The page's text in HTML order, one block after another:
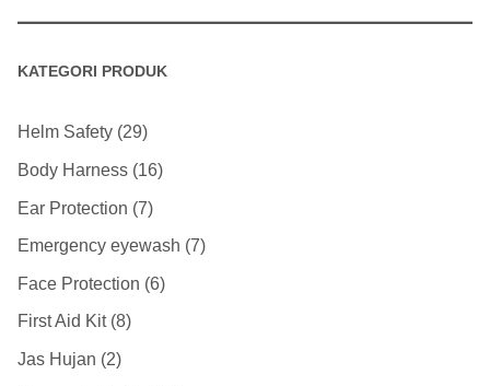
KATEGORI PRODUK
Helm Safety 29
Body Harness 16
Ear Protection 7
Emergency eyewash 7
Face Protection 6
First Aid Kit 8
Jas Hujan 2